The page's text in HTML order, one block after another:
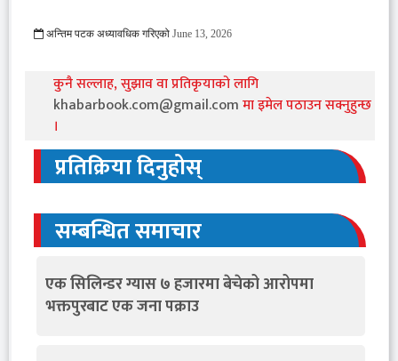
अन्तिम पटक अध्यावधिक गरिएको June 13, 2026
कुनै सल्लाह, सुझाव वा प्रतिकृयाको लागि
khabarbook.com@gmail.comमा इमेल पठाउन सक्नुहुन्छ
।
प्रतिक्रिया दिनुहोस्
सम्बन्धित समाचार
एक सिलिन्डर ग्यास ७ हजारमा बेचेको आरोपमा
भक्तपुरबाट एक जना पक्राउ